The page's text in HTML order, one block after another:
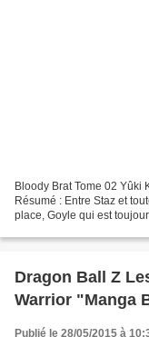
Bloody Brat Tome 02 Yûki
Résumé : Entre Staz et
place, Goyle qui est
Dragon Ball Z
Warrior "Manga
Publié le 28/05/2015 à